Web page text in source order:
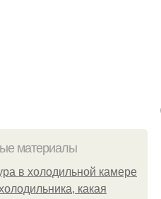
материалы
в холодильной камере
какая